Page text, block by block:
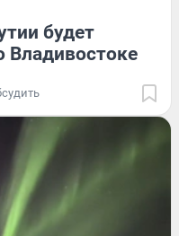
будет
Владивостоке